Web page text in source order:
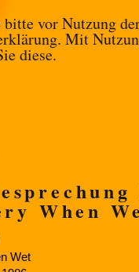
bitte vor Nutzung
. Mit
diese.
When
Wet